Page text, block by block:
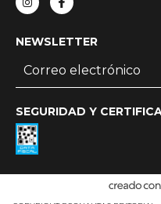
NEWSLETTER
SEGURIDAD Y